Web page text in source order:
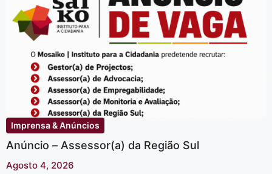
Imprensa & Anúncios
Anúncio – Assessor(a) da Região Sul
Agosto 4, 2026